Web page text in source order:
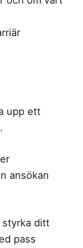
upp ett
ansökan
styrka ditt
pass